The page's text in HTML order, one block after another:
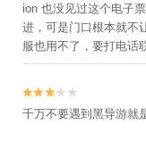
ion 也没见过这个电子
进，可是门口根本就不
服也用不了，要打电


千万不要遇到黑导游就